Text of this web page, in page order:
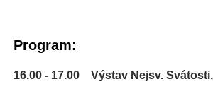
Program:
16.00 - 17.00 Výstav Nejsv.